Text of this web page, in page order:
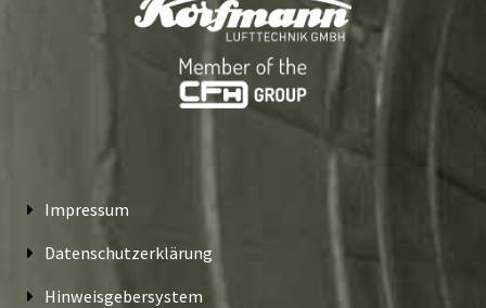
Impressum
Datenschutzerklärung
Hinweisgebersystem